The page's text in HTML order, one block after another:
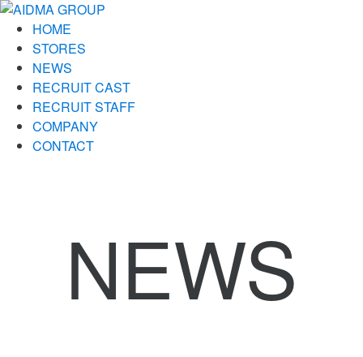
HOME
STORES
NEWS
RECRUIT CAST
RECRUIT STAFF
COMPANY
CONTACT
NEWS